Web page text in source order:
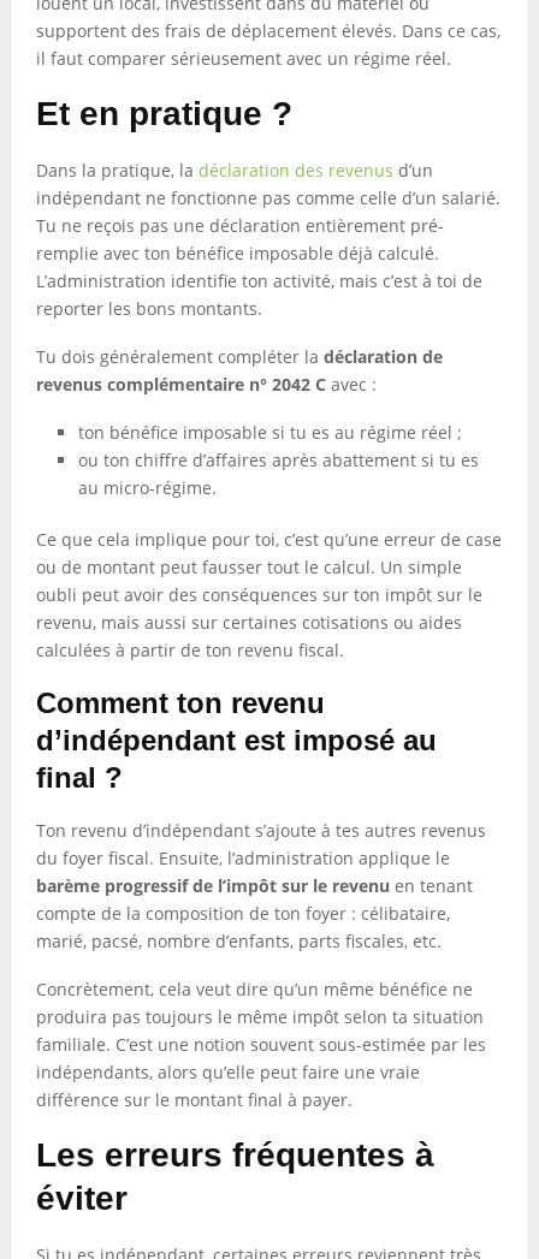
supportent des frais de déplacement élevés. Dans ce cas,
il faut comparer sérieusement avec un régime réel.
Et en pratique ?
Dans la pratique, la déclaration des revenus d’un
indépendant ne fonctionne pas comme celle d’un salarié.
Tu ne reçois pas une déclaration entièrement pré-
remplie avec ton bénéfice imposable déjà calculé.
L’administration identifie ton activité, mais c’est à toi de
reporter les bons montants.
Tu dois généralement compléter la déclaration de
revenus complémentaire n° 2042 C avec :
ton bénéfice imposable si tu es au régime réel ;
ou ton chiffre d’affaires après abattement si tu es
au micro-régime.
Ce que cela implique pour toi, c’est qu’une erreur de case
ou de montant peut fausser tout le calcul. Un simple
oubli peut avoir des conséquences sur ton impôt sur le
revenu, mais aussi sur certaines cotisations ou aides
calculées à partir de ton revenu fiscal.
Comment ton revenu
d’indépendant est imposé au
final ?
Ton revenu d’indépendant s’ajoute à tes autres revenus
du foyer fiscal. Ensuite, l’administration applique le
barème progressif de l’impôt sur le revenu en tenant
compte de la composition de ton foyer : célibataire,
marié, pacsé, nombre d’enfants, parts fiscales, etc.
Concrètement, cela veut dire qu’un même bénéfice ne
produira pas toujours le même impôt selon ta situation
familiale. C’est une notion souvent sous-estimée par les
indépendants, alors qu’elle peut faire une vraie
différence sur le montant final à payer.
Les erreurs fréquentes à
éviter